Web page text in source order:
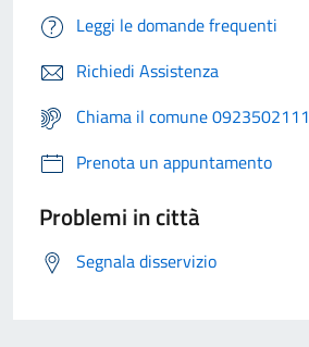
Leggi le domande frequenti
Richiedi Assistenza
Chiama il comune 0923502111
Prenota un appuntamento
Problemi in città
Segnala disservizio